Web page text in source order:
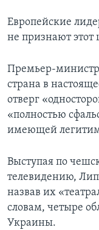
Европейские
не признают этот
Премьер-
страна в
отверг
«полностью
имеющей
Выступая по
телевидению,
назвав их
словам, четыре
Украины.